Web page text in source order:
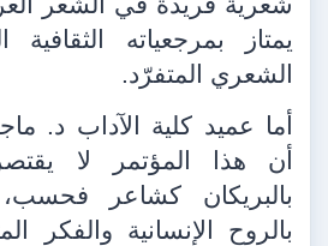
يمتاز بمرجعياته الثقافية
الشعري المتفرّد.
أما عميد كلية الآداب د.
أن هذا المؤتمر لا
بالبريكان كشاعر
بالروح الإنسانية والفكر